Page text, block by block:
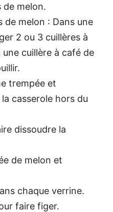
de melon.
de melon : Dans une
2 ou 3 cuillères à
une cuillère à café de
trempée et
casserole hors du
dissoudre la
de melon et
chaque verrine.
faire figer.